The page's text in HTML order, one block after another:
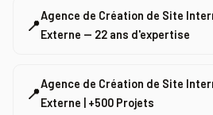
📍
Agence de Création de Site
Externe — 22 ans d'expertise
📍
Agence de Création de Site
Externe | +500 Projets